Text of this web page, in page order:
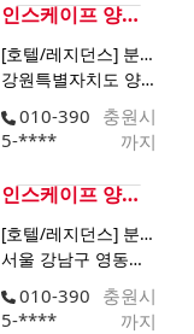
인스케이프 양양 by 파르나스
[호텔/레지던스] 분양상담사
강원특별자치도 양양군 강현면 전진리 7-3 | 15명
010-390
5-****
충원시
까지
인스케이프 양양 by 파르나스
[호텔/레지던스] 분양상담사
서울 강남구 영동대로 646 | 15명
010-390
5-****
충원시
까지